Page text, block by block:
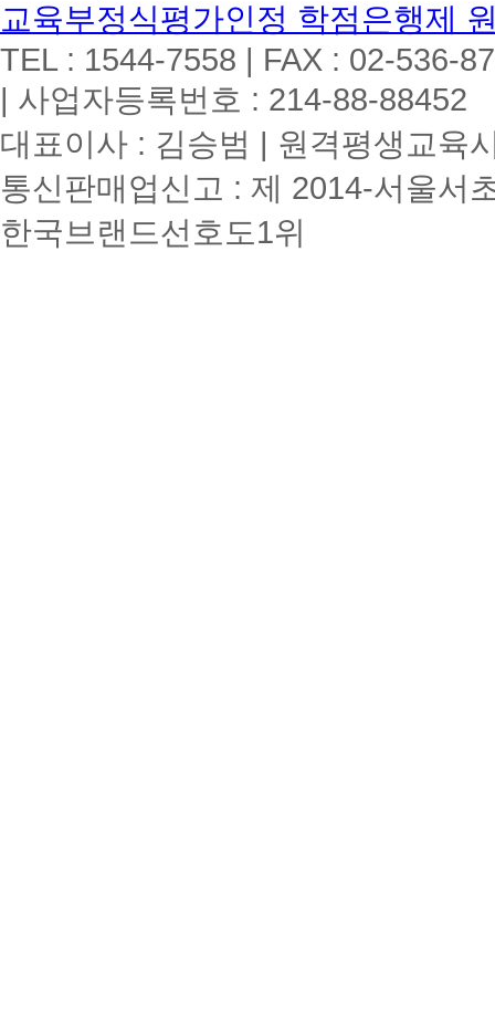
교육부정식평가인정 학점은행제
TEL : 1544-7558 | FAX : 02-536-
| 사업자등록번호 : 214-88-88452
대표이사 : 김승범 | 원격평생교육
통신판매업신고 : 제 2014-서울서
한국브랜드선호도1위